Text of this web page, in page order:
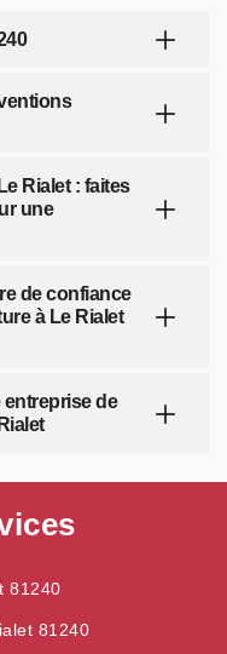
Rialet : faites
une
de confiance
à Le Rialet
de
81240
81240